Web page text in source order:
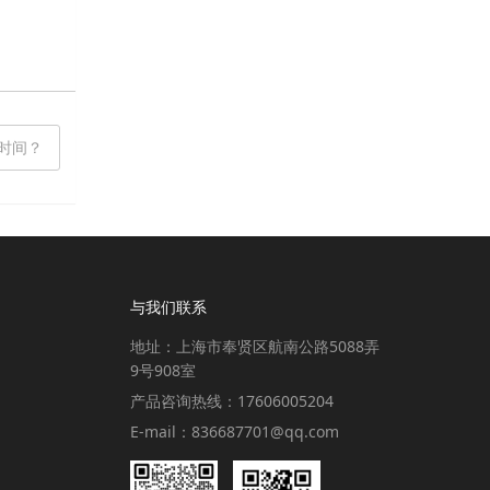
间？
与我们联系
地址：上海市奉贤区航南公路5088弄
9号908室
产品咨询热线：17606005204
E-mail：836687701@qq.com